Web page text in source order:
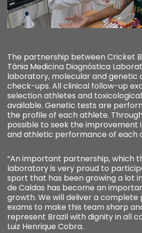
The partnership between Cricket
Tânia Medicina Diagnóstica
laboratory, molecular and genetic
check-ups. All clinical follow-up
selection athletes and
available. Genetic tests are
the profile of each athlete.
possible to seek the improvement
and athletic performance of each
“An important partnership, which
laboratory is very proud to
sport that has been growing a lot
de Caldas has become an
growth. We will deliver a complete
exams to make this team sharp
represent Brazil with dignity in all
Luiz Henrique Cobra.